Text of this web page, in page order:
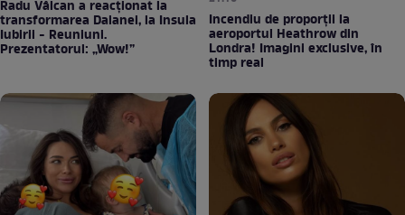
Radu Vâlcan a reacționat la
transformarea Daianei, la Insula
Iubirii - Reuniuni.
Prezentatorul: „Wow!”
Incendiu de proporții la
aeroportul Heathrow din
Londra! Imagini exclusive, în
timp real